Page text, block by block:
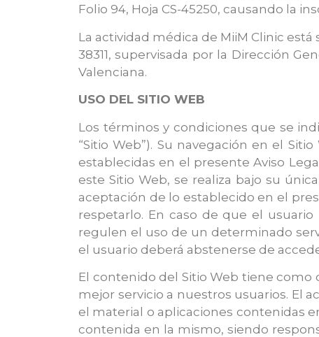
Folio 94, Hoja CS-45250, causando la
La actividad médica de MiiM Clinic
38311, supervisada por la Dirección
Valenciana.
USO DEL SITIO WEB
Los términos y condiciones que se
“Sitio Web”). Su navegación en el
establecidas en el presente Aviso
este Sitio Web, se realiza bajo su
aceptación de lo establecido en el
respetarlo. En caso de que el
regulen el uso de un determinado
el usuario deberá abstenerse de
El contenido del Sitio Web tiene como
mejor servicio a nuestros usuarios. El
el material o aplicaciones contenidas
contenida en la mismo, siendo